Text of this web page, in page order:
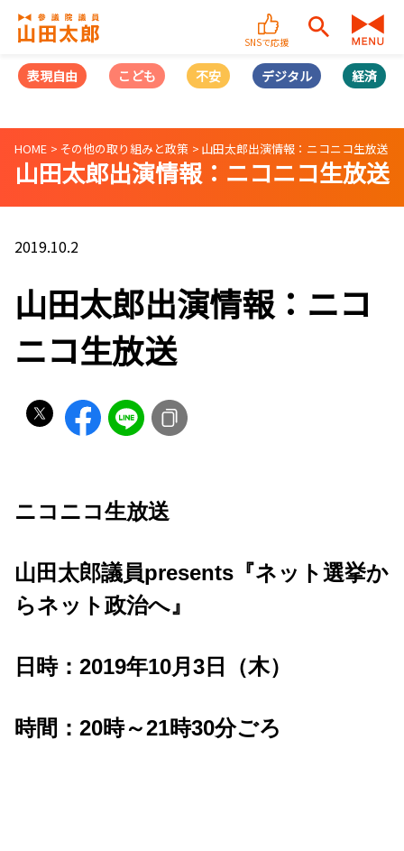
SNSで応援
表現自由 こども 不安 デジタル 経済
HOME その他の取り組みと政策 山田太郎出演情報：ニコニコ生放送
山田太郎出演情報：ニコニコ生放送
2019.10.2
山田太郎出演情報：ニコ
ニコ生放送
ニコニコ生放送
山田太郎議員presents『ネット選挙か
らネット政治へ』
日時：2019年10月3日（木）
時間：20時～21時30分ごろ